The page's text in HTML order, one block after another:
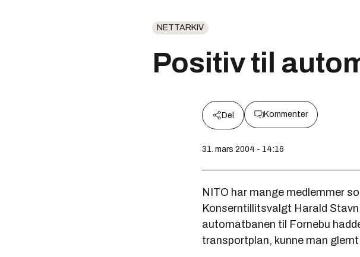
NETTARKIV
Positiv til
Del Kommenter
31. mars 2004 - 14:16
NITO har mange medlemmer
Konserntillitsvalgt Harald Stavn
automatbanen til Fornebu
transportplan, kunne man